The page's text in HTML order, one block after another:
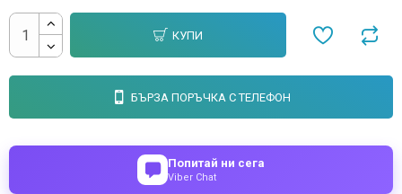
КУПИ
БЪРЗА ПОРЪЧКА С ТЕЛЕФОН
Попитай ни сега
Viber Chat